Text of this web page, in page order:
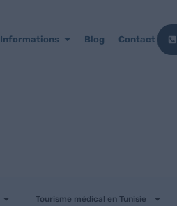
Informations Blog Contact
Tourisme médical en Tunisie